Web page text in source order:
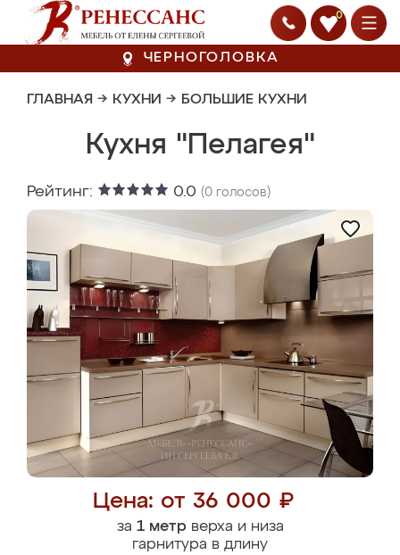
0
ЧЕРНОГОЛОВКА
ГЛАВНАЯ → КУХНИ → БОЛЬШИЕ КУХНИ
Кухня "Пелагея"
Рейтинг: 0.0 (0 голосов)
Цена: от 36 000 ₽
за 1 метрверха и низа
гарнитура в длину